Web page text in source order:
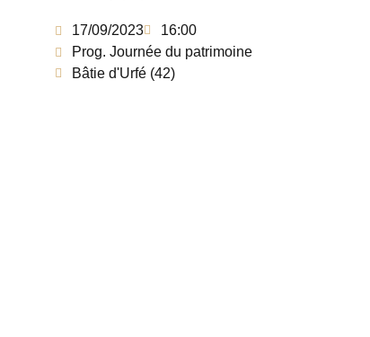
17/09/2023
16:00
Prog. Journée du patrimoine
Bâtie d'Urfé (42)